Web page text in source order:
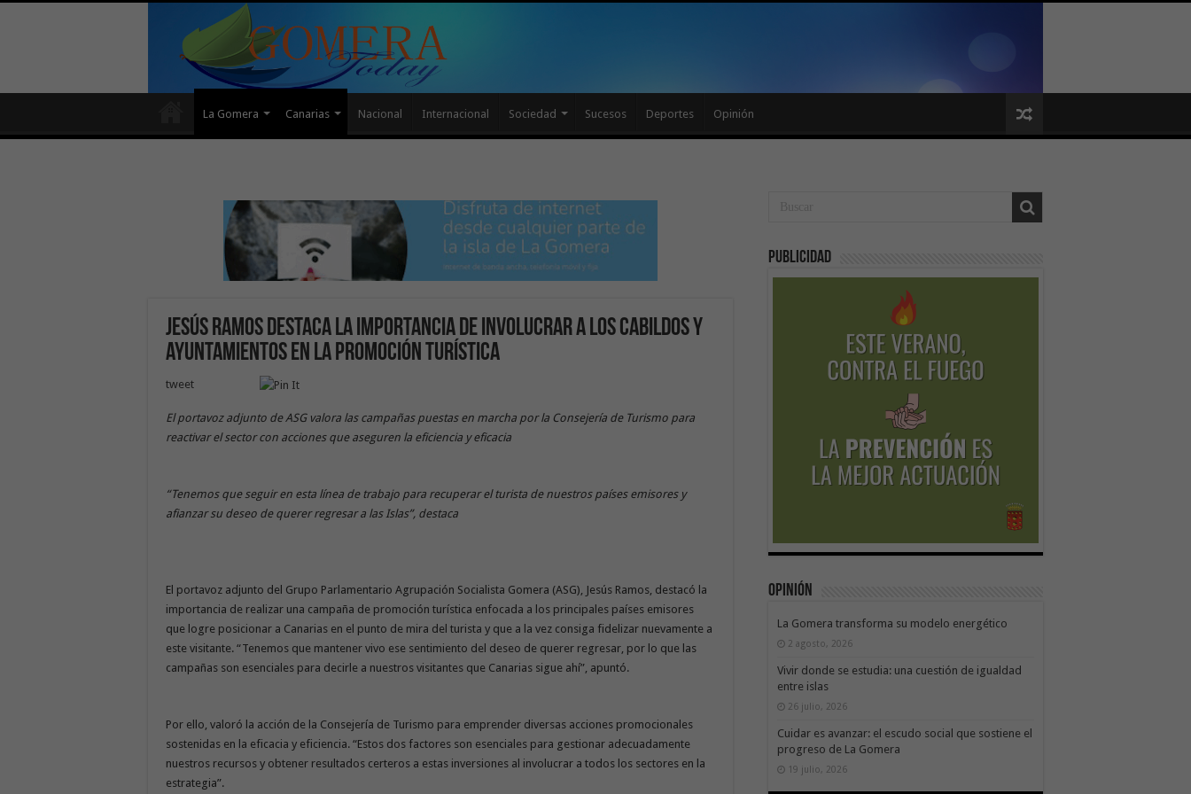
La Gomera Canarias Nacional Internacional Sociedad Sucesos Deportes Opinión
Jesús Ramos destaca la importancia de involucrar a los cabildos y
ayuntamientos en la promoción turística
tweet
El portavoz adjunto de ASG valora las campañas puestas en marcha por la Consejería de Turismo para
reactivar el sector con acciones que aseguren la eficiencia y eficacia
“Tenemos que seguir en esta línea de trabajo para recuperar el turista de nuestros países emisores y
afianzar su deseo de querer regresar a las Islas”, destaca
El portavoz adjunto del Grupo Parlamentario Agrupación Socialista Gomera (ASG), Jesús Ramos, destacó la
importancia de realizar una campaña de promoción turística enfocada a los principales países emisores
que logre posicionar a Canarias en el punto de mira del turista y que a la vez consiga fidelizar nuevamente a
este visitante. “Tenemos que mantener vivo ese sentimiento del deseo de querer regresar, por lo que las
campañas son esenciales para decirle a nuestros visitantes que Canarias sigue ahí”, apuntó.
Por ello, valoró la acción de la Consejería de Turismo para emprender diversas acciones promocionales
sostenidas en la eficacia y eficiencia. “Estos dos factores son esenciales para gestionar adecuadamente
nuestros recursos y obtener resultados certeros a estas inversiones al involucrar a todos los sectores en la
estrategia”.
Publicidad
Opinión
La Gomera transforma su modelo energético
2 agosto, 2026
Vivir donde se estudia: una cuestión de igualdad
entre islas
26 julio, 2026
Cuidar es avanzar: el escudo social que sostiene el
progreso de La Gomera
19 julio, 2026